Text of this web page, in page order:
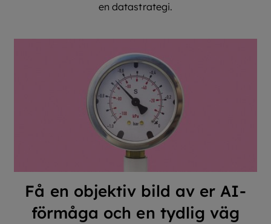
en datastrategi.
Få en objektiv bild av er AI-
förmåga och en tydlig väg